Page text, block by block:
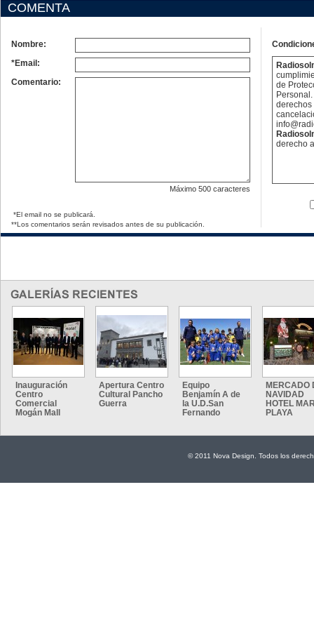
COMENTA
Nombre:
*Email:
Comentario:
Máximo 500 caracteres
*El email no se publicará.
**Los comentarios serán revisados antes de su publicación.
de
derechos
derecho
Inauguración
Centro
Comercial
Mogán Mall
Apertura Centro
Cultural Pancho
Guerra
Equipo
Benjamín A de
la U.D.San
Fernando
MERCADO
NAVIDAD
HOTEL
PLAYA
© 2011 Nova Design. Todos los